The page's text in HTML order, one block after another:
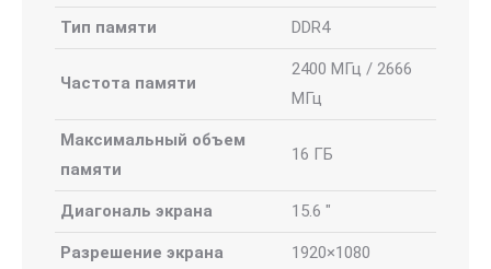
Тип памяти DDR4
Частота памяти
2400 МГц / 2666
МГц
Максимальный объем
памяти
16 ГБ
Диагональ экрана 15.6 "
Разрешение экрана 1920×1080